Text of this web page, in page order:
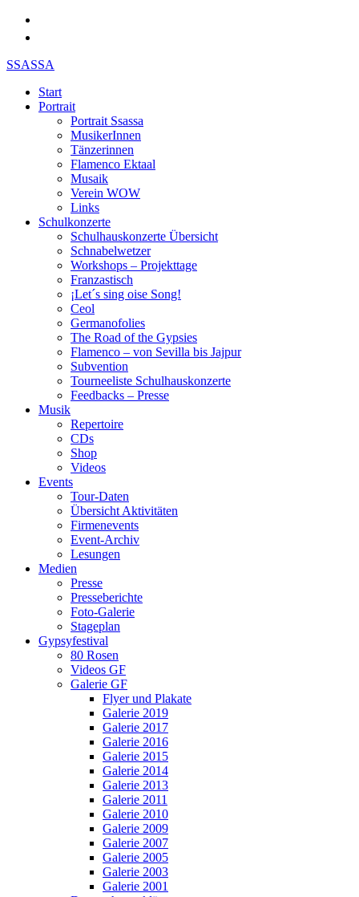
SSASSA
Start
Portrait
Portrait Ssassa
MusikerInnen
Tänzerinnen
Flamenco Ektaal
Musaik
Verein WOW
Links
Schulkonzerte
Schulhauskonzerte Übersicht
Schnabelwetzer
Workshops – Projekttage
Franzastisch
¡Let´s sing oise Song!
Ceol
Germanofolies
The Road of the Gypsies
Flamenco – von Sevilla bis Jajpur
Subvention
Tourneeliste Schulhauskonzerte
Feedbacks – Presse
Musik
Repertoire
CDs
Shop
Videos
Events
Tour-Daten
Übersicht Aktivitäten
Firmenevents
Event-Archiv
Lesungen
Medien
Presse
Presseberichte
Foto-Galerie
Stageplan
Gypsyfestival
80 Rosen
Videos GF
Galerie GF
Flyer und Plakate
Galerie 2019
Galerie 2017
Galerie 2016
Galerie 2015
Galerie 2014
Galerie 2013
Galerie 2011
Galerie 2010
Galerie 2009
Galerie 2007
Galerie 2005
Galerie 2003
Galerie 2001